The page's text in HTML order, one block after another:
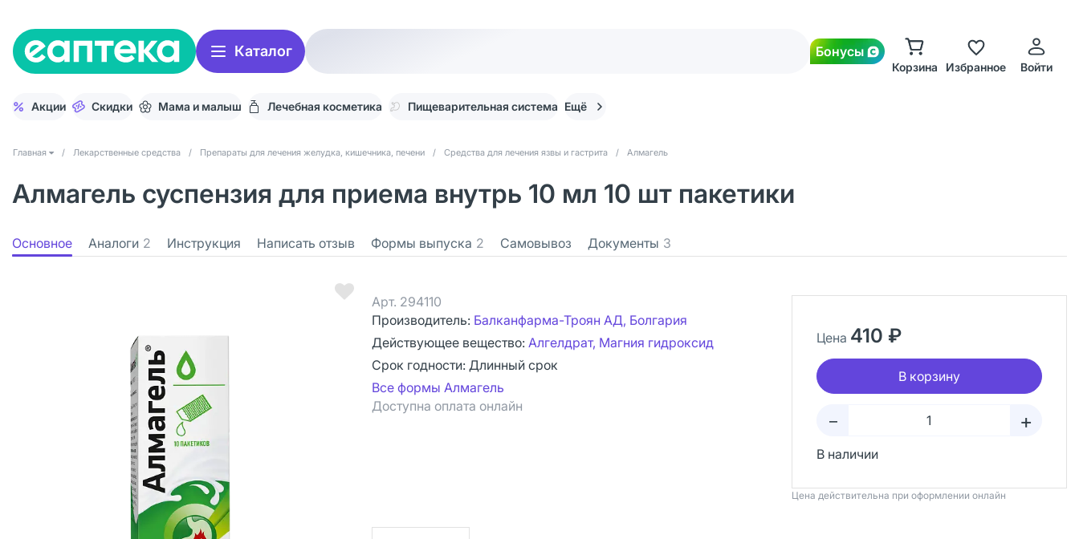
Каталог Бонусы
Корзина Избранное Войти
Акции Скидки Мама и малыш Лечебная косметика Пищеварительная система Ещё
Главная / Лекарственные средства / Препараты для лечения желудка, кишечника, печени / Средства для лечения язвы и гастрита / Алмагель
Алмагель суспензия для приема внутрь 10 мл 10 шт пакетики
Основное Аналоги 2 Инструкция Написать отзыв Формы выпуска 2 Самовывоз Документы 3
Арт. 294110
Производитель: Балканфарма-Троян АД, Болгария
Действующее вещество: Алгелдрат, Магния гидроксид
Срок годности: Длинный срок
Все формы Алмагель
Доступна оплата онлайн
Цена 410 ₽
В корзину
– +
В наличии
Цена действительна при оформлении онлайн